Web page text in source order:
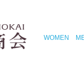
WOMEN